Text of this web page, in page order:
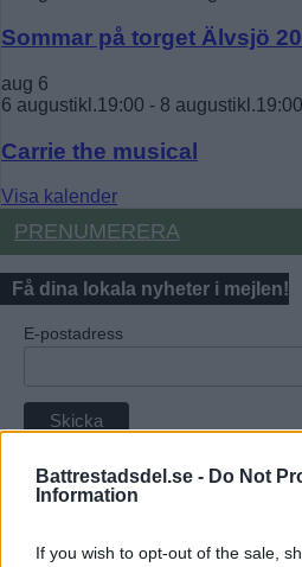
Battrestadsdel.se - Do Not
Information
If you wish to opt-out of the sale,
Sommar på torget Älvsjö
aug 6
6 augustikl.19:00 - 8 augustikl.19:00
Carrie the musical
Visa kalender
PRENUMERERA
Få dina lokala nyheter i mejlen!
E-postadress
Annons: